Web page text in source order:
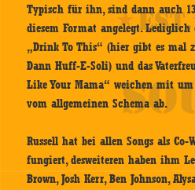
Typisch für ihn, sind dann auch
diesem Format angelegt.
„Drink To This“ (hier gibt es mal
Dann Huff-E-Soli) und das
Like Your Mama“ weichen mit
vom allgemeinen Schema ab.
Russell hat bei allen Songs als
fungiert, desweiteren haben ihm
Brown, Josh Kerr, Ben Johnson,